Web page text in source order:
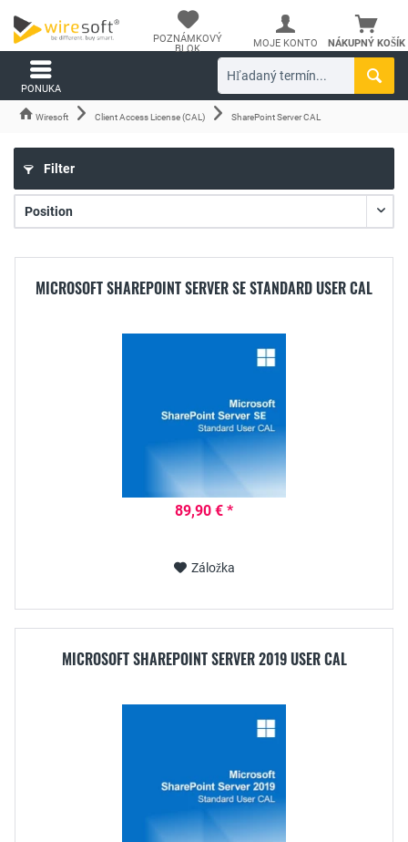
NÁKUPNÝ KOŠÍK
POZNÁMKOVÝ
BLOK
MOJE KONTO
PONUKA
Wiresoft Client Access License (CAL) SharePoint Server CAL
Filter
MICROSOFT SHAREPOINT SERVER SE STANDARD USER CAL
89,90 € *
Záložka
MICROSOFT SHAREPOINT SERVER 2019 USER CAL